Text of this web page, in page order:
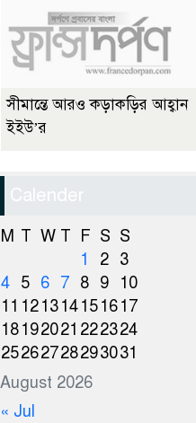
সীমান্তে আরও কড়াকড়ির আহ্বান
ইইউ’র
Calender
August 2026
M T W T F S S
1
2 3
4 5 6 7 8 9
10
11 121314151617
18192021 222324
25262728293031
« Jul